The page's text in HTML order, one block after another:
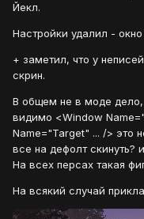
Йекл.
Настройки удалил -
+ заметил, что у
скрин.
В общем не в моде дело,
видимо <Window
Name="Target" ... /> это
все на дефолт скинуть?
На всех персах такая
На всякий случай